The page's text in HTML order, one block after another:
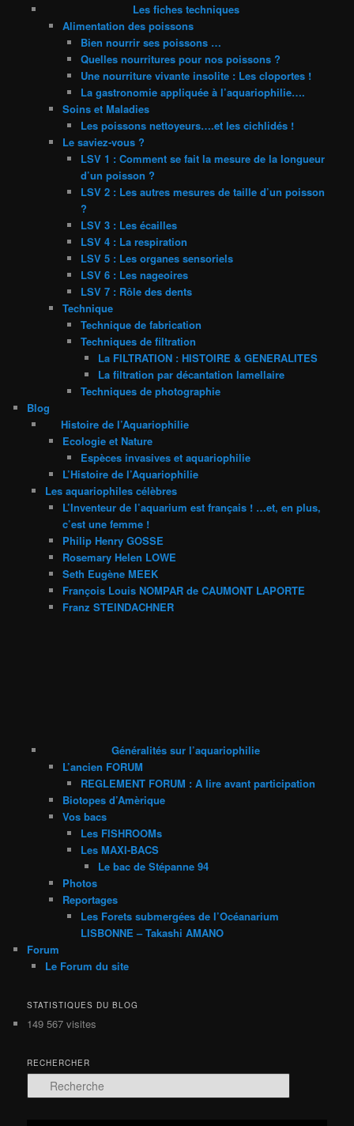
Les fiches techniques
Alimentation des poissons
Bien nourrir ses poissons …
Quelles nourritures pour nos poissons ?
Une nourriture vivante insolite : Les cloportes !
La gastronomie appliquée à l’aquariophilie….
Soins et Maladies
Les poissons nettoyeurs….et les cichlidés !
Le saviez-vous ?
LSV 1 : Comment se fait la mesure de la longueur
d’un poisson ?
LSV 2 : Les autres mesures de taille d’un poisson
?
LSV 3 : Les écailles
LSV 4 : La respiration
LSV 5 : Les organes sensoriels
LSV 6 : Les nageoires
LSV 7 : Rôle des dents
Technique
Technique de fabrication
Techniques de filtration
La FILTRATION : HISTOIRE & GENERALITES
La filtration par décantation lamellaire
Techniques de photographie
Blog
Histoire de l’Aquariophilie
Ecologie et Nature
Espèces invasives et aquariophilie
L’Histoire de l’Aquariophilie
Les aquariophiles célèbres
L’Inventeur de l’aquarium est français ! …et, en plus,
c’est une femme !
Philip Henry GOSSE
Rosemary Helen LOWE
Seth Eugène MEEK
François Louis NOMPAR de CAUMONT LAPORTE
Franz STEINDACHNER
Généralités sur l’aquariophilie
L’ancien FORUM
REGLEMENT FORUM : A lire avant participation
Biotopes d’Amèrique
Vos bacs
Les FISHROOMs
Les MAXI-BACS
Le bac de Stépanne 94
Photos
Reportages
Les Forets submergées de l’Océanarium
LISBONNE – Takashi AMANO
Forum
Le Forum du site
STATISTIQUES DU BLOG
149 567 visites
RECHERCHER
e